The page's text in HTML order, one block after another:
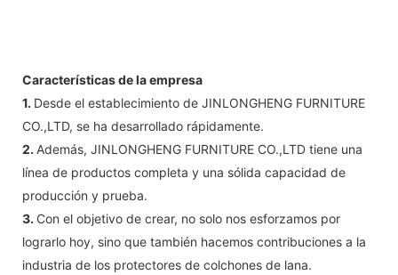
Características de la empresa
1. Desde el establecimiento de JINLONGHENG FURNITURE
CO.,LTD, se ha desarrollado rápidamente.
2. Además, JINLONGHENG FURNITURE CO.,LTD tiene una
línea de productos completa y una sólida capacidad de
producción y prueba.
3. Con el objetivo de crear, no solo nos esforzamos por
lograrlo hoy, sino que también hacemos contribuciones a la
industria de los protectores de colchones de lana.